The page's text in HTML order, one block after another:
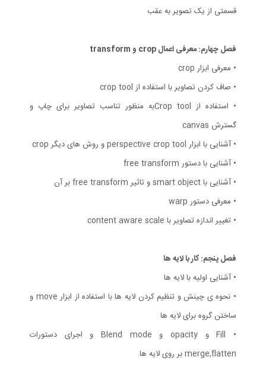
قسمتی از یک تصویر به عقب
فصل چهارم: معرفی اعمال crop و transform
• معرفی ابزار crop
• صاف کردن تصاویر با استفاده از crop tool
• استفاده از Crop toolبه منظور تناسب تصاویر برای چاپ و
گسترش canvas
• آشنایی با ابزار perspective crop tool و روش های دیگر crop
• آشنایی با دستور free transform
• آشنایی با smart object و تاثیر free transform بر آن
• معرفی دستور warp
• تغییر اندازه تصاویر با content aware scale
فصل پنجم: کار با لایه ها
• آشنایی اولیه با لایه ها
• نحوه ی چینش و تنظیم کردن لایه ها با استفاده از ابزار move و
ساختن گروه برای لایه ها
• Fill و opacity و Blend mode و اجرای دستورات
merge,flatten بر روی لایه ها